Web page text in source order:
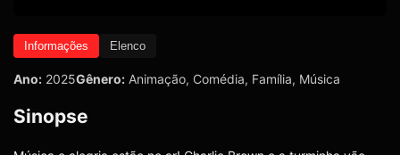
Informações Elenco
Ano: 2025Gênero: Animação, Comédia, Família, Música
Sinopse